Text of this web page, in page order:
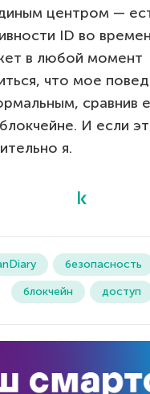
центром —
ID во
в любой момент
что мое
сравнив
И если
я.
безопасность
блокчейн
доступ